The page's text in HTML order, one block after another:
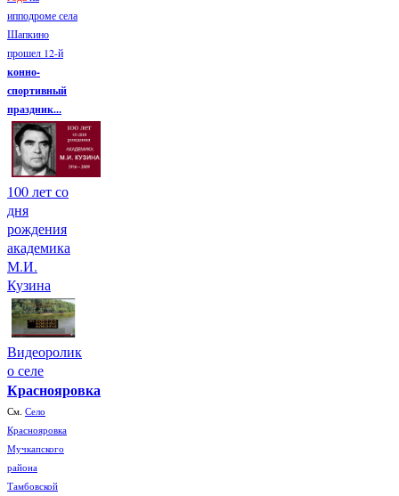
ипподроме села
Шапкино
прошел 12-й
конно-
спортивный
праздник...
100 лет со
дня
рождения
академика
М.И.
Кузина
Видеоролик
о селе
Краснояровка
См. Село
Краснояровка
Мучкапского
района
Тамбовской